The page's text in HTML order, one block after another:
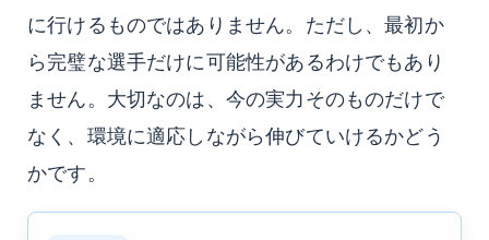
に行けるものではありません。ただし、最初か
ら完璧な選手だけに可能性があるわけでもあり
ません。大切なのは、今の実力そのものだけで
なく、環境に適応しながら伸びていけるかどう
かです。